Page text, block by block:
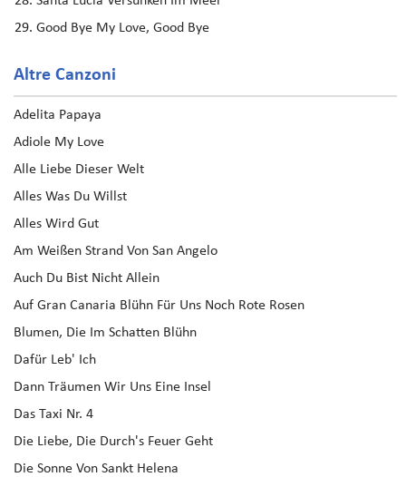
Good Bye My Love, Good Bye
Altre Canzoni
Adelita Papaya
Adiole My Love
Alle Liebe Dieser Welt
Alles Was Du Willst
Alles Wird Gut
Am Weißen Strand Von San Angelo
Auch Du Bist Nicht Allein
Auf Gran Canaria Blühn Für Uns Noch Rote Rosen
Blumen, Die Im Schatten Blühn
Dafür Leb' Ich
Dann Träumen Wir Uns Eine Insel
Das Taxi Nr. 4
Die Liebe, Die Durch's Feuer Geht
Die Sonne Von Sankt Helena